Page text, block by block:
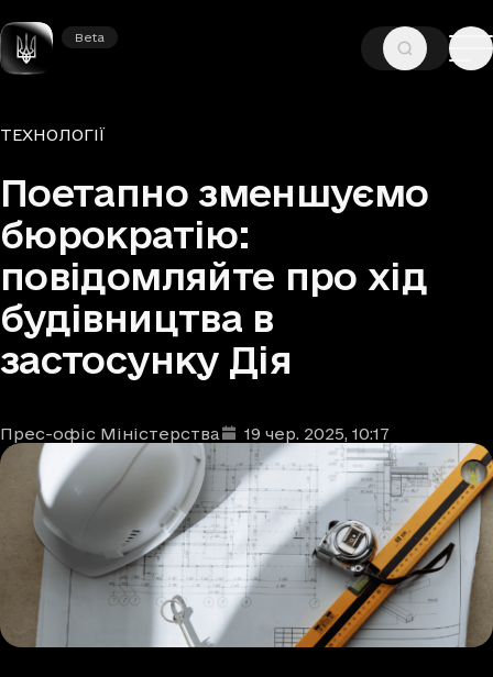
Beta
Beta
ГОЛОВНА —НОВИНИ
Рубрики
ТЕХНОЛОГІЇ
Поетапно зменшуємо
бюрократію:
повідомляйте про хід
будівництва в
застосунку Дія
Автори
Прес-офіс Міністерства
Дата та час публікації: 19 чер. 2025, 10:17